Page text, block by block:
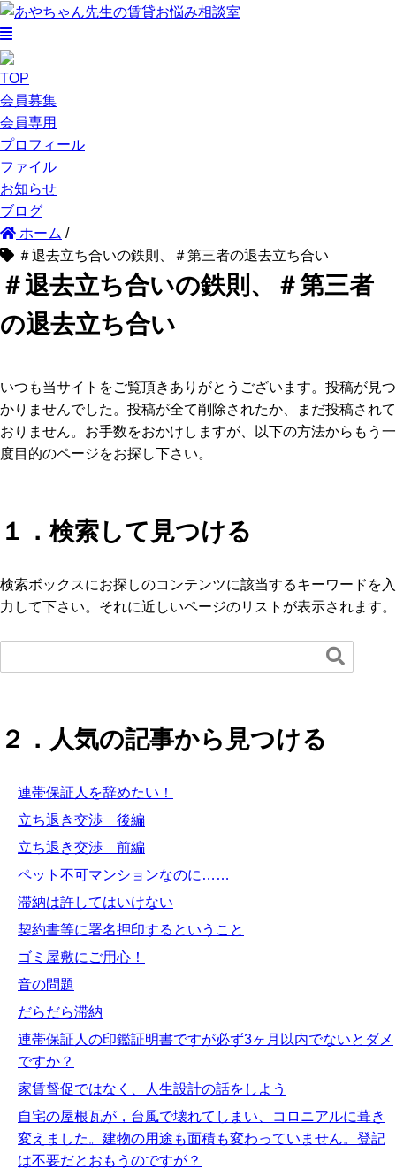
TOP
会員募集
会員専用
プロフィール
ファイル
お知らせ
ブログ
ホーム /
＃退去立ち合いの鉄則、＃第三者の退去立ち合い
＃退去立ち合いの鉄則、＃第三者
の退去立ち合い
いつも当サイトをご覧頂きありがとうございます。投稿が見つ
かりませんでした。投稿が全て削除されたか、まだ投稿されて
おりません。お手数をおかけしますが、以下の方法からもう一
度目的のページをお探し下さい。
１．検索して見つける
検索ボックスにお探しのコンテンツに該当するキーワードを入
力して下さい。それに近しいページのリストが表示されます。

２．人気の記事から見つける
連帯保証人を辞めたい！
立ち退き交渉 後編
立ち退き交渉 前編
ペット不可マンションなのに……
滞納は許してはいけない
契約書等に署名押印するということ
ゴミ屋敷にご用心！
音の問題
だらだら滞納
連帯保証人の印鑑証明書ですが必ず3ヶ月以内でないとダメ
ですか？
家賃督促ではなく、人生設計の話をしよう
自宅の屋根瓦が，台風で壊れてしまい、コロニアルに葺き
変えました。建物の用途も面積も変わっていません。登記
は不要だとおもうのですが？